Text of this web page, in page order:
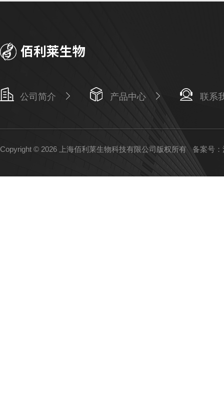
公司简介 产品中心 联系
Copyright © 2026 上海佰利莱生物科技有限公司版权所有 备案号：